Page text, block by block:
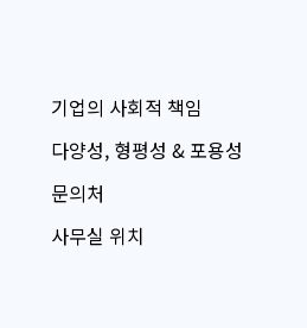
기업의 사회적 책임
다양성, 형평성 & 포용성
문의처
사무실 위치